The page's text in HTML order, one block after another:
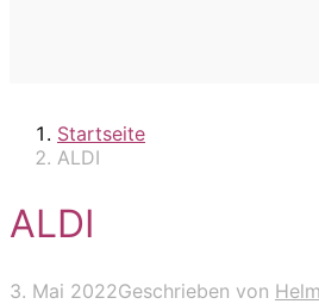
Startseite
ALDI
ALDI
3. Mai 2022Geschrieben von